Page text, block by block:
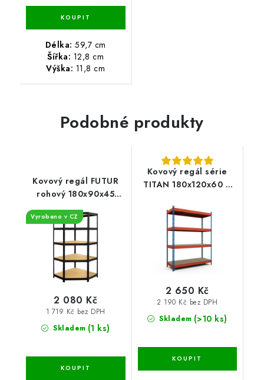
Délka: 59,7 cm
Šířka: 12,8 cm
Výška: 11,8 cm
Podobné produkty
Kovový regál FUTUR
rohový 180x90x45
lakovaný černý
Vyrobeno v CZ
Skladem (1 ks)
1 719 Kč bez DPH
2 080 Kč
Kovový regál série
TITAN 180x120x60 4
Skladem (>10 ks)
2 190 Kč bez DPH
2 650 Kč